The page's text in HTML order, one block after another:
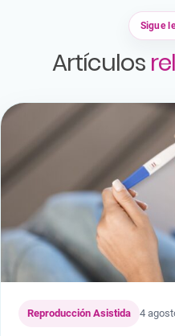
Sigue
Artículos
Reproducción Asistida 4